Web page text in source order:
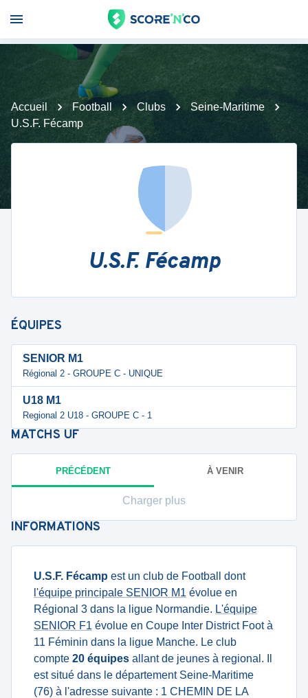
Accueil Football Clubs
Seine-Maritime
U.S.F. Fécamp
U.S.F. Fécamp
ÉQUIPES
SENIOR M1
Régional 2 - GROUPE C - UNIQUE
U18 M1
Regional 2 U18 - GROUPE C - 1
MATCHS UF
PRÉCÉDENT À VENIR
Charger plus
INFORMATIONS
U.S.F. Fécamp est un club de Football dont
l'équipe principale SENIOR M1 évolue en
Régional 3 dans la ligue Normandie. L'équipe
SENIOR F1 évolue en Coupe Inter District Foot à
11 Féminin dans la ligue Manche. Le club
compte 20 équipes allant de jeunes à regional. Il
est situé dans le département Seine-Maritime
(76) à l'adresse suivante : 1 CHEMIN DE LA